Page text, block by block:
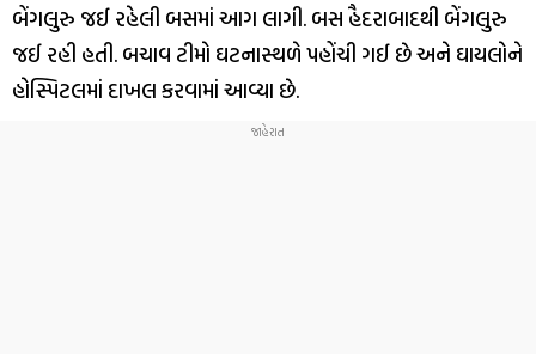
બેંગલુરુ જઈ રહેલી બસમાં આગ લાગી. બસ હૈદરાબાદથી બેંગલુરુ
જઈ રહી હતી. બચાવ ટીમો ઘટનાસ્થળે પહોંચી ગઈ છે અને ઘાયલોને
હોસ્પિટલમાં દાખલ કરવામાં આવ્યા છે.